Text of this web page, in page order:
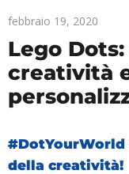
febbraio 19, 2020
Lego
creatività
della creatività!